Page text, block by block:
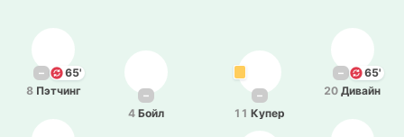
–
65'
8 Пэ­тчинг
–
11 Купер
–
4 Бойл
–
65'
20 Дивайн